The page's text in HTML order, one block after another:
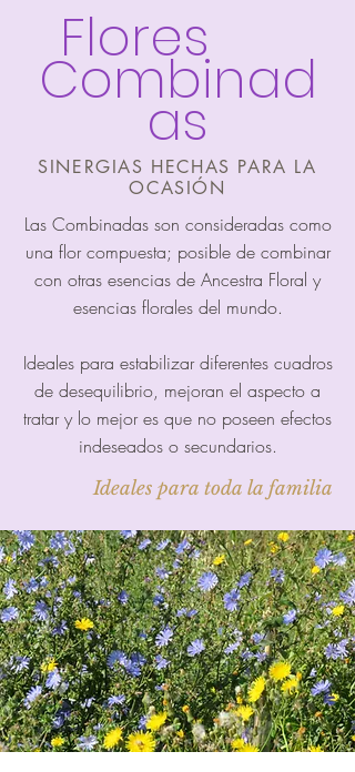
Flores
Combinad
as
SINERGIAS HECHAS PARA LA
OCASIÓN
Las Combinadas son consideradas como
una flor compuesta; posible de combinar
con otras esencias de Ancestra Floral y
esencias florales del mundo.
Ideales para estabilizar diferentes cuadros
de desequilibrio, mejoran el aspecto a
tratar y lo mejor es que no poseen efectos
indeseados o secundarios.
Ideales para toda la familia